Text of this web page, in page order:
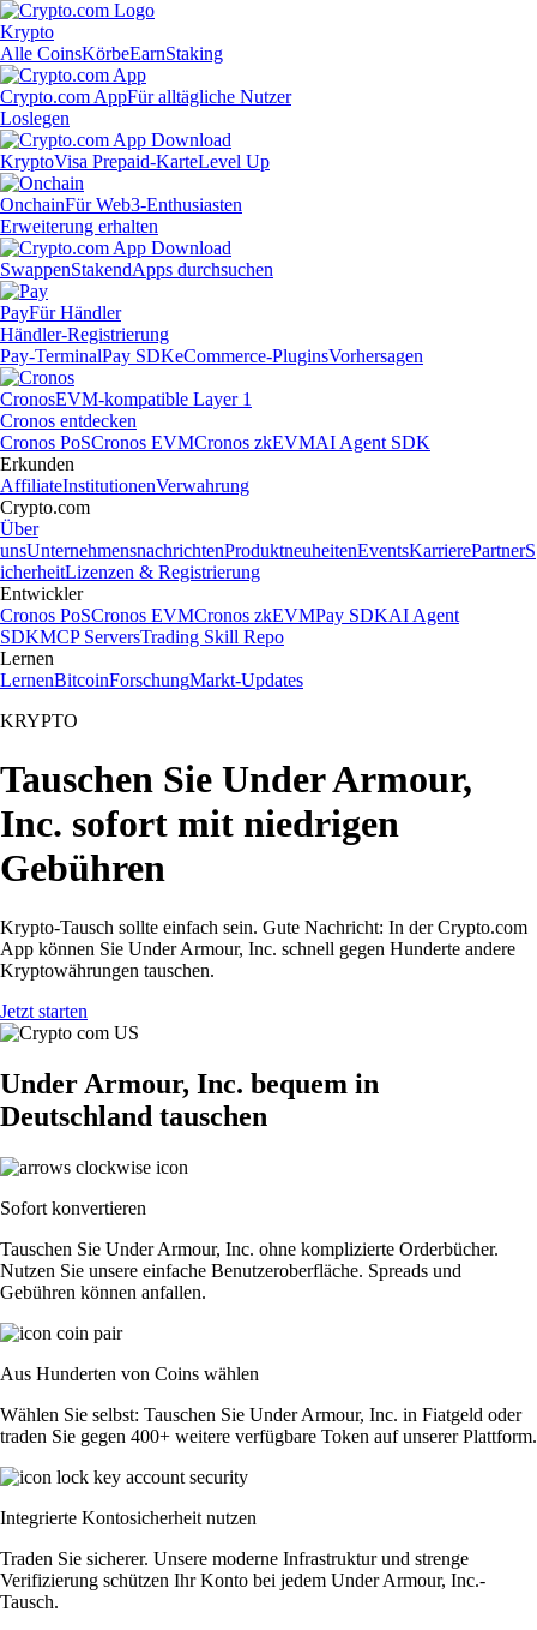
Krypto
Alle CoinsKörbeEarnStaking
Crypto.com AppFür alltägliche Nutzer
Loslegen
KryptoVisa Prepaid-KarteLevel Up
OnchainFür Web3-Enthusiasten
Erweiterung erhalten
SwappenStakendApps durchsuchen
PayFür Händler
Händler-Registrierung
Pay-TerminalPay SDKeCommerce-PluginsVorhersagen
CronosEVM-kompatible Layer 1
Cronos entdecken
Cronos PoSCronos EVMCronos zkEVMAI Agent SDK
Erkunden
AffiliateInstitutionenVerwahrung
Crypto.com
Über
unsUnternehmensnachrichtenProduktneuheitenEventsKarrierePartnerS
icherheitLizenzen & Registrierung
Entwickler
Cronos PoSCronos EVMCronos zkEVMPay SDKAI Agent
SDKMCP ServersTrading Skill Repo
Lernen
LernenBitcoinForschungMarkt-Updates
KRYPTO
Tauschen Sie Under Armour,
Inc. sofort mit niedrigen
Gebühren
Krypto-Tausch sollte einfach sein. Gute Nachricht: In der Crypto.com
App können Sie Under Armour, Inc. schnell gegen Hunderte andere
Kryptowährungen tauschen.
Jetzt starten
Under Armour, Inc. bequem in
Deutschland tauschen
Sofort konvertieren
Tauschen Sie Under Armour, Inc. ohne komplizierte Orderbücher.
Nutzen Sie unsere einfache Benutzeroberfläche. Spreads und
Gebühren können anfallen.
Aus Hunderten von Coins wählen
Wählen Sie selbst: Tauschen Sie Under Armour, Inc. in Fiatgeld oder
traden Sie gegen 400+ weitere verfügbare Token auf unserer Plattform.
Integrierte Kontosicherheit nutzen
Traden Sie sicherer. Unsere moderne Infrastruktur und strenge
Verifizierung schützen Ihr Konto bei jedem Under Armour, Inc.-
Tausch.